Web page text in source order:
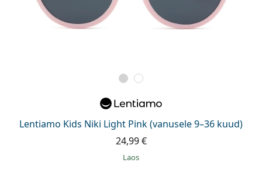
Lentiamo Kids Niki Light Pink (vanusele 9–36 kuud)
24,99 €
Laos